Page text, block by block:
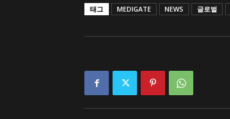
태그 MEDIGATE NEWS 글로벌